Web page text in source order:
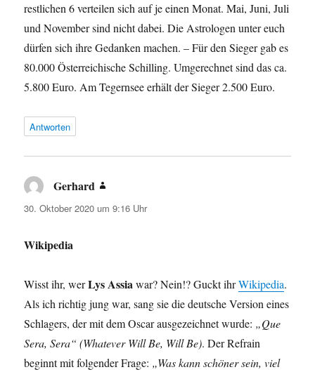
restlichen 6 verteilen sich auf je einen Monat. Mai, Juni, Juli
und November sind nicht dabei. Die Astrologen unter euch
dürfen sich ihre Gedanken machen. – Für den Sieger gab es
80.000 Österreichische Schilling. Umgerechnet sind das ca.
5.800 Euro. Am Tegernsee erhält der Sieger 2.500 Euro.
Antworten
Gerhard
30. Oktober 2020 um 9:16 Uhr
Wikipedia
Wisst ihr, werLys Assiawar? Nein!? Guckt ihrWikipedia.
Als ich richtig jung war, sang sie die deutsche Version eines
Schlagers, der mit dem Oscar ausgezeichnet wurde: „Que
Sera, Sera“ (Whatever Will Be, Will Be). Der Refrain
beginnt mit folgender Frage: „Was kann schöner sein, viel